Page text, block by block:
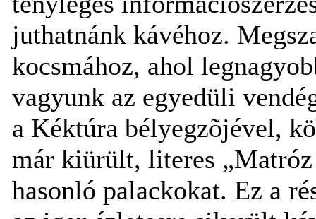
juthatnánk kávéhoz.
kocsmához, ahol
vagyunk az egyedüli
a Kéktúra bélyegzõjével,
már kiürült, literes „Matróz
hasonló palackokat. Ez a